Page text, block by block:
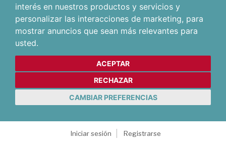
interés en nuestros productos y servicios y
personalizar las interacciones de marketing, para
mostrar anuncios que sean más relevantes para
usted.
ACEPTAR
RECHAZAR
CAMBIAR PREFERENCIAS
Iniciar sesión
Registrarse